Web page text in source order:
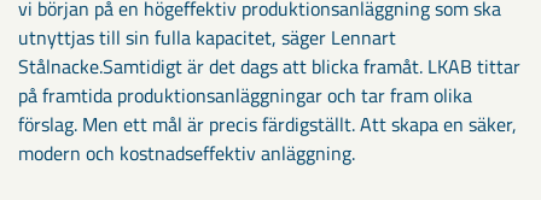
vi början på en högeffektiv produktionsanläggning som ska
utnyttjas till sin fulla kapacitet, säger Lennart
Stålnacke.Samtidigt är det dags att blicka framåt. LKAB tittar
på framtida produktionsanläggningar och tar fram olika
förslag. Men ett mål är precis färdigställt. Att skapa en säker,
modern och kostnadseffektiv anläggning.